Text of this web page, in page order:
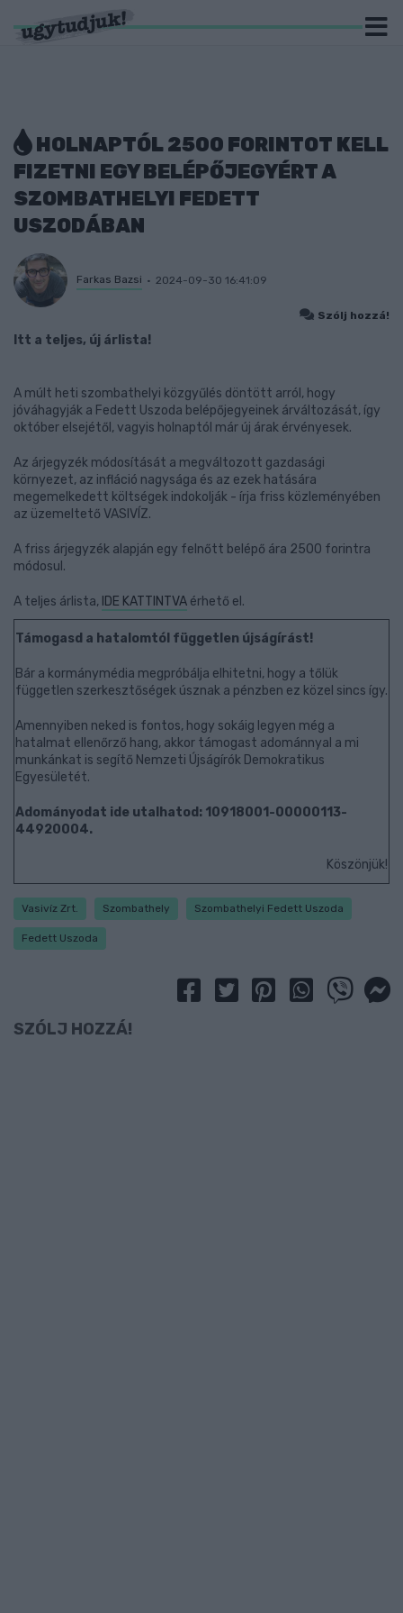
HOLNAPTÓL 2500 FORINTOT KELL
FIZETNI EGY BELÉPŐJEGYÉRT A
SZOMBATHELYI FEDETT
USZODÁBAN
Farkas Bazsi 2024-09-30 16:41:09
Szólj hozzá!
Itt a teljes, új árlista!
A múlt heti szombathelyi közgyűlés döntött arról, hogy
jóváhagyják a Fedett Uszoda belépőjegyeinek árváltozását, így
október elsejétől, vagyis holnaptól már új árak érvényesek.
Az árjegyzék módosítását a megváltozott gazdasági
környezet, az infláció nagysága és az ezek hatására
megemelkedett költségek indokolják - írja friss közleményében
az üzemeltető VASIVÍZ.
A friss árjegyzék alapján egy felnőtt belépő ára 2500 forintra
módosul.
A teljes árlista, IDE KATTINTVA érhető el.
Támogasd a hatalomtól független újságírást!
Bár a kormánymédia megpróbálja elhitetni, hogy a tőlük
független szerkesztőségek úsznak a pénzben ez közel sincs így.
Amennyiben neked is fontos, hogy sokáig legyen még a
hatalmat ellenőrző hang, akkor támogast adománnyal a mi
munkánkat is segítő Nemzeti Újságírók Demokratikus
Egyesületét.
Adományodat ide utalhatod: 10918001-00000113-
44920004.
Köszönjük!
Vasivíz Zrt. Szombathely Szombathelyi Fedett Uszoda
Fedett Uszoda
SZÓLJ HOZZÁ!